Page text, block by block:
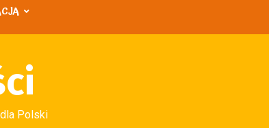
Polski